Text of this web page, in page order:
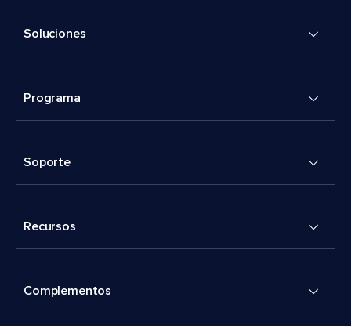
Soluciones
Programa
Soporte
Recursos
Complementos